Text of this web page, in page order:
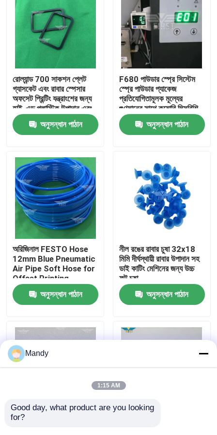
পণ্য
আমাদের সম্পর্কে
কারখানা পরিদর্শন
গুণমান নিয়ন্ত্রণ
আমাদের সাথে যোগাযোগ করুন
খবর
মামলা
রোল্যান্ড 700 সাকশন প্লেট
গ্যাসকেট এবং রাবার স্পেসার
অফসেট প্রিন্টিং যন্ত্রাংশের জন্য
হাই-এন্ড প্লাস্টিক উপাদান এবং
পরিমাণে ছাড়
অনুসন্ধান পাঠান
F680 পাউডার স্প্রে সিস্টেম
স্প্রে পাউডার প্যাকেজ
প্রতিযোগিতামূলক মূল্যের
গুণমানের সাথে কমোরি মিত্সুবিশি
রোল্যান্ডের জন্য দ্রুত শিপিংয়ের
গ্যারান্টিযুক্তঅনুসন্ধান পাঠান
অরিজিনাল FESTO Hose
12mm Blue Pneumatic
Air Pipe Soft Hose for
Offset Printing
Machine (অফসেট প্রিন্টিং
মেশিনের জন্য মূল FESTO
নল)
অনুসন্ধান পাঠান
নীল রঙের রাবার চুষা 32x18
মিমি দীর্ঘস্থায়ী রাবার উপাদান সহ
ডাই কাটিং মেশিনের জন্য উচ্চ
ফুট চুষা
অনুসন্ধান পাঠান
বই সেলাই মেশিনের জন্য মুলার
Mandy
1:15 AM
Good day, what product are you looking
for?